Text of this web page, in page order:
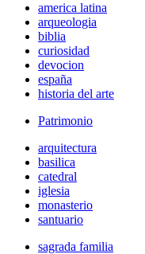
america latina
arqueologia
biblia
curiosidad
devocion
españa
historia del arte
Patrimonio
arquitectura
basilica
catedral
iglesia
monasterio
santuario
sagrada familia